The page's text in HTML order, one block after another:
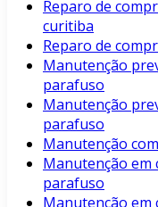
Reparo de
curitiba
Reparo de
Manutenção
parafuso
Manutenção
parafuso
Manutenção
Manutenção em
parafuso
Manutenção